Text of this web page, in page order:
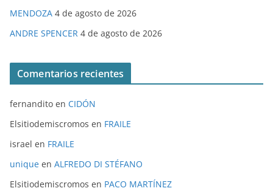
MENDOZA 4 de agosto de 2026
ANDRE SPENCER 4 de agosto de 2026
Comentarios recientes
fernandito en CIDÓN
Elsitiodemiscromos en FRAILE
israel en FRAILE
unique en ALFREDO DI STÉFANO
Elsitiodemiscromos en PACO MARTÍNEZ